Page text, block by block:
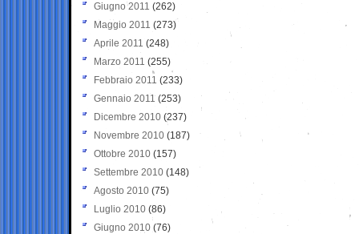
Giugno 2011 (262)
Maggio 2011 (273)
Aprile 2011 (248)
Marzo 2011 (255)
Febbraio 2011 (233)
Gennaio 2011 (253)
Dicembre 2010 (237)
Novembre 2010 (187)
Ottobre 2010 (157)
Settembre 2010 (148)
Agosto 2010 (75)
Luglio 2010 (86)
Giugno 2010 (76)